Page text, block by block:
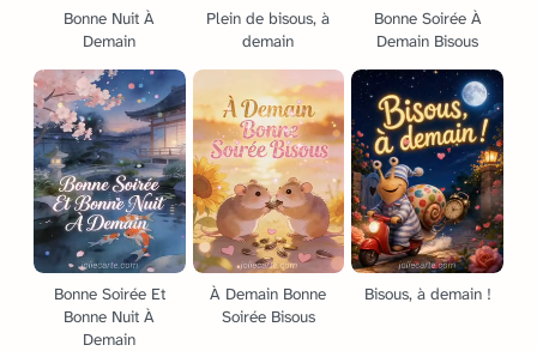
Bonne Nuit À
Demain
Plein de bisous, à
demain
Bonne Soirée À
Demain Bisous
Bonne Soirée Et
Bonne Nuit À
Demain
À Demain Bonne
Soirée Bisous
Bisous, à demain !